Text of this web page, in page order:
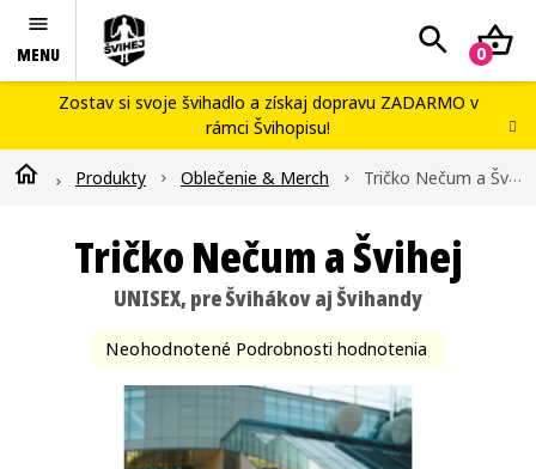
Prejsť
na
Zostav si svoje švihadlo a získaj dopravu ZADARMO v
rámci Švihopisu!
Hľadať
Švihej portál
Náš príbeh
Blog
Kontakty
DomovProdukty Oblečenie & Merch Tričko Nečum a Švihej
Tričko Nečum a Švihej
UNISEX, pre Švihákov aj Švihandy
Priemerné
hodnotenie
produktu
Neohodnotené Podrobnosti hodnotenia